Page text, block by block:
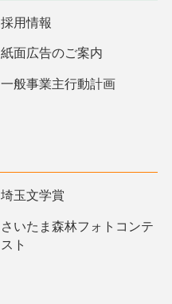
採用情報
紙面広告のご案内
一般事業主行動計画
埼玉文学賞
さいたま森林フォトコンテ
スト